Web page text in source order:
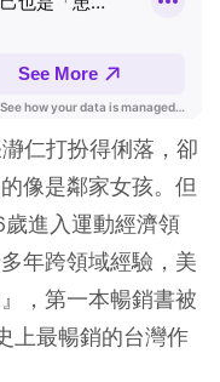
仁打扮得俐落，卻
像是鄰家女孩。但
進入運動經濟領
年跨領域經驗，美
，第一本暢銷書被
上最暢銷的台灣作